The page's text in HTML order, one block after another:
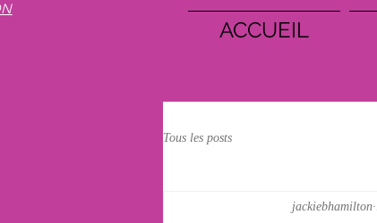
ACCUEIL
Tous les posts
jackiebhamilton